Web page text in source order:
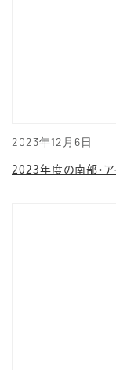
2023年12月6日
2023年度の南部・